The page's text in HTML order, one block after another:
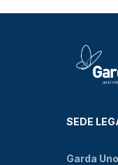
SEDE
Garda